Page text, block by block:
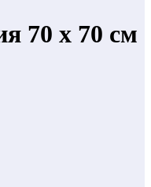
70 x 70 см